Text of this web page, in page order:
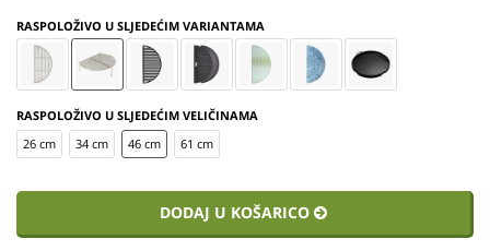
RASPOLOŽIVO U SLJEDEĆIM VARIANTAMA
RASPOLOŽIVO U SLJEDEĆIM VELIČINAMA
26 cm
34 cm 46 cm 61 cm
DODAJ U KOŠARICO